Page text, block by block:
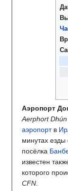
Аэропорт
Aerphort
аэропортв
минутах езды
посёлка
известен
которого
CFN.